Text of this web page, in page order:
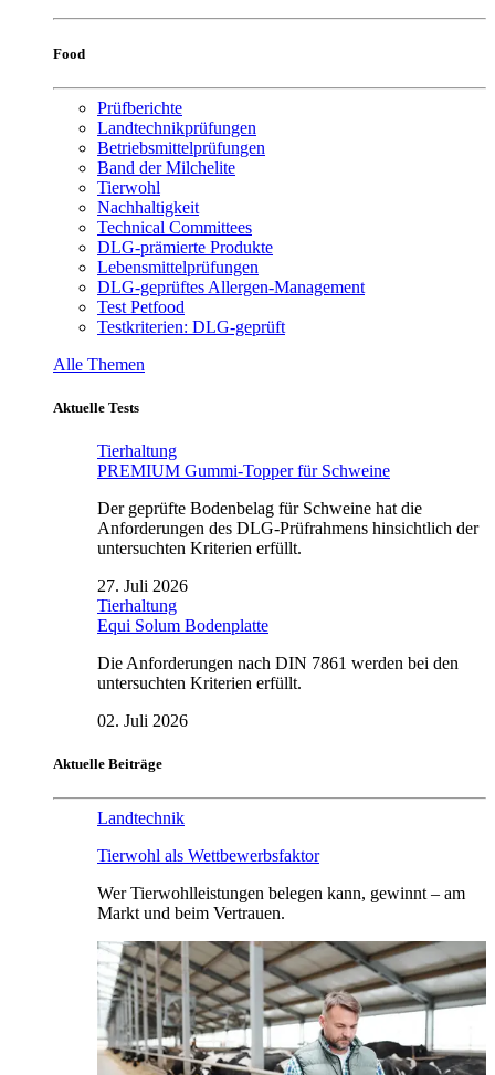
Food
Prüfberichte
Landtechnikprüfungen
Betriebsmittelprüfungen
Band der Milchelite
Tierwohl
Nachhaltigkeit
Technical Committees
DLG-prämierte Produkte
Lebensmittelprüfungen
DLG-geprüftes Allergen-Management
Test Petfood
Testkriterien: DLG-geprüft
Alle Themen
Aktuelle Tests
Tierhaltung
PREMIUM Gummi-Topper für Schweine
Der geprüfte Bodenbelag für Schweine hat die
Anforderungen des DLG-Prüfrahmens hinsichtlich der
untersuchten Kriterien erfüllt.
27. Juli 2026
Tierhaltung
Equi Solum Bodenplatte
Die Anforderungen nach DIN 7861 werden bei den
untersuchten Kriterien erfüllt.
02. Juli 2026
Aktuelle Beiträge
Landtechnik
Tierwohl als Wettbewerbsfaktor
Wer Tierwohlleistungen belegen kann, gewinnt – am
Markt und beim Vertrauen.